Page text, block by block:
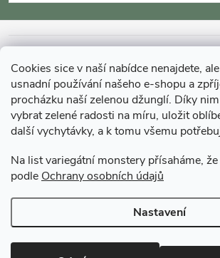
Cookies sice v naší nabídce nenajdete,
usnadní používání našeho e-shopu a
procházku naší zelenou džunglí. Díky
vybrat zelené radosti na míru, uložit
další vychytávky, a k tomu všemu
Na list variegátní monstery přísaháme,
podle Ochrany osobních údajů
Nastavení
p
a
MOHLO BY VÁS ZAJÍMAT
O GARDNERS
Gardners Design - Projekt, realizace a
Copyright 2026Gardners-eshop.cz. Všechna
nastavení cookies